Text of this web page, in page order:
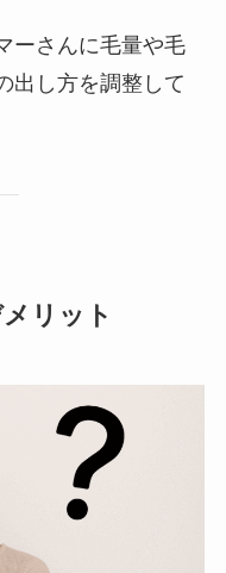
ーさんに毛量や毛
出し方を調整して
リット